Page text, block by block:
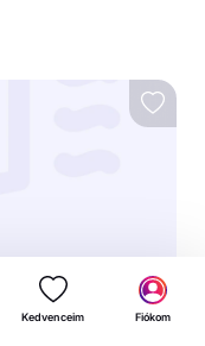
Kedvenceim Fiókom